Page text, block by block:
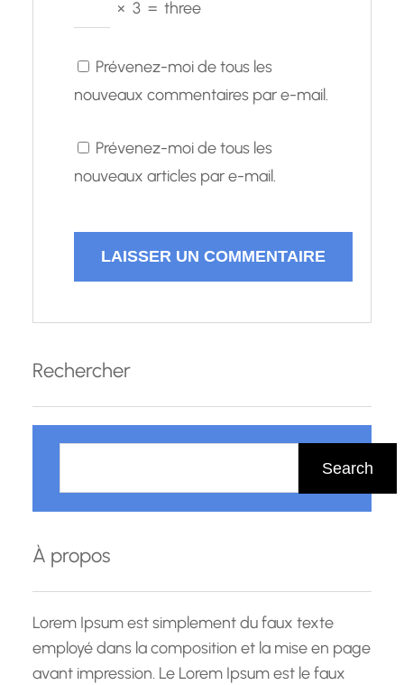
× 3 = three
Prévenez-moi de tous les
nouveaux commentaires par e-mail.
Prévenez-moi de tous les
nouveaux articles par e-mail.
Rechercher
h
r
c
h
Search
À propos
Lorem Ipsum est simplement du faux texte
employé dans la composition et la mise en page
avant impression. Le Lorem Ipsum est le faux